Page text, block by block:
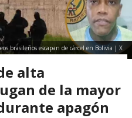
brasileños escapan de cárcel en Bolivia | X
alta
de la mayor
apagón